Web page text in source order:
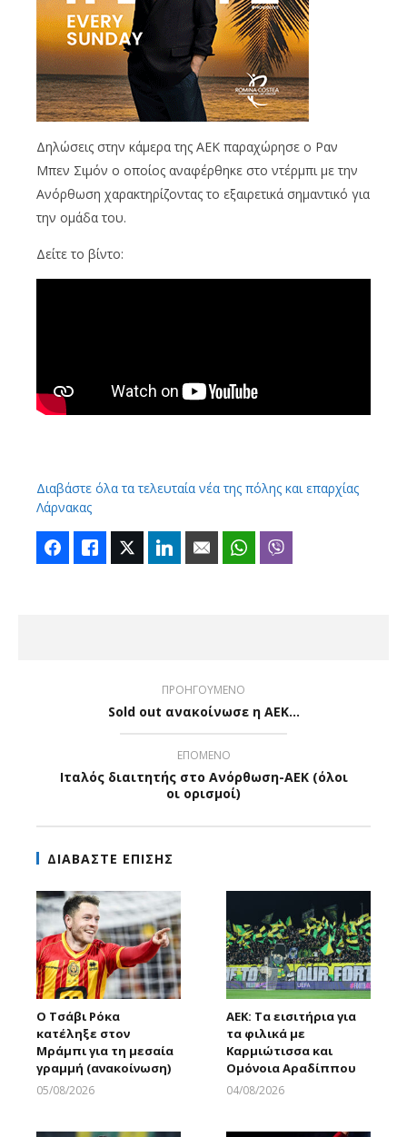
Δηλώσεις στην κάμερα της ΑΕΚ παραχώρησε ο Ραν
Μπεν Σιμόν ο οποίος αναφέρθηκε στο ντέρμπι με την
Ανόρθωση χαρακτηρίζοντας το εξαιρετικά σημαντικό για
την ομάδα του.
Δείτε το βίντο:
Διαβάστε όλα τα τελευταία νέα της πόλης και επαρχίας
Λάρνακας
FacebookLike Twitter LinkedIn Email WhatsApp
ΠΡΟΗΓΟΥΜΕΝΟ
Sold out ανακοίνωσε η ΑΕΚ...
ΕΠΟΜΕΝΟ
Ιταλός διαιτητής στο Ανόρθωση-ΑΕΚ (όλοι
οι ορισμοί)
ΔΙΑΒΑΣΤΕ ΕΠΙΣΗΣ
Ο Τσάβι Ρόκα
κατέληξε στον
Μράμπι για τη μεσαία
γραμμή (ανακοίνωση)
05/08/2026
ΑΕΚ: Τα εισιτήρια για
τα φιλικά με
Καρμιώτισσα και
Ομόνοια Αραδίππου
04/08/2026